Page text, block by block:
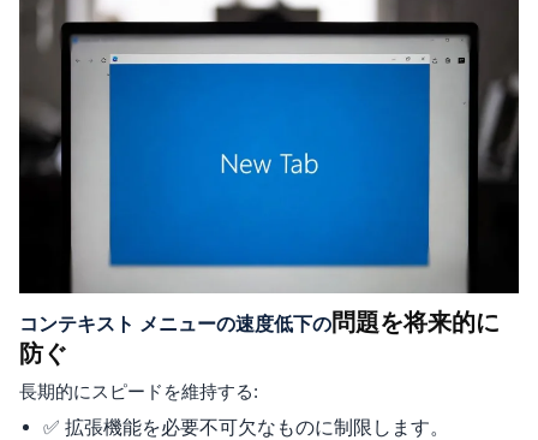
コンテキスト メニューの速度低下の問題を将来的に
防ぐ
長期的にスピードを維持する:
✅ 拡張機能を必要不可欠なものに制限します。